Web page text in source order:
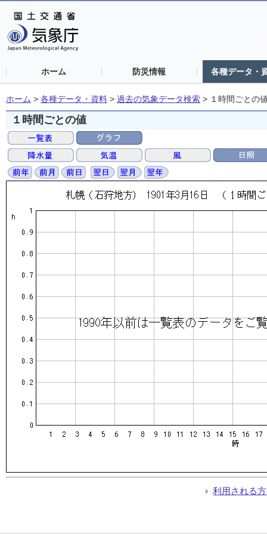
ホーム 防災情報 各種データ・
ホーム > 各種データ・資料 > 過去の気象データ検索 > １時間ごとの
１時間ごとの値
利用される